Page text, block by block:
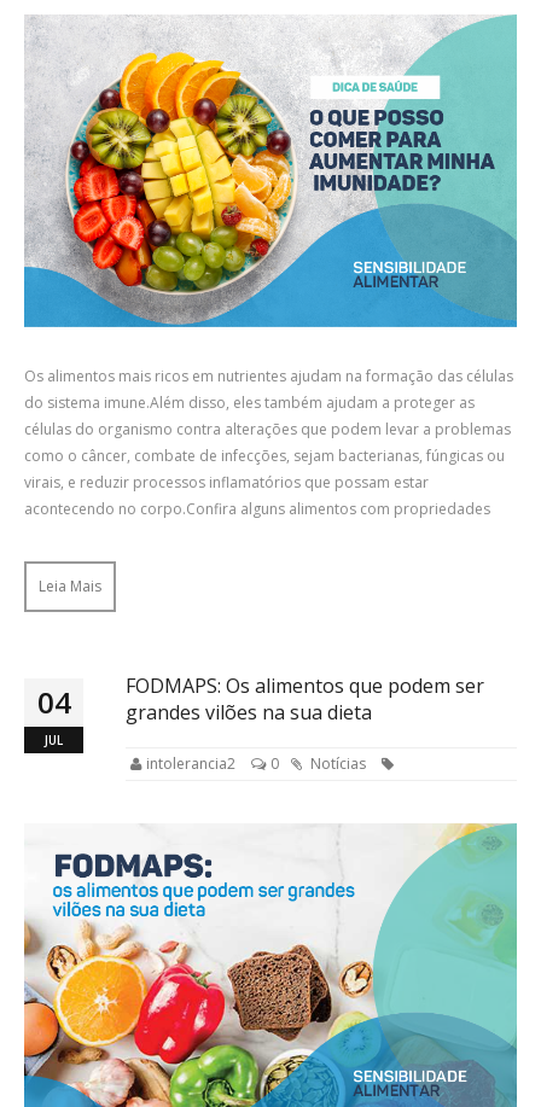
Os alimentos mais ricos em nutrientes ajudam na formação das células
do sistema imune.Além disso, eles também ajudam a proteger as
células do organismo contra alterações que podem levar a problemas
como o câncer, combate de infecções, sejam bacterianas, fúngicas ou
virais, e reduzir processos inflamatórios que possam estar
acontecendo no corpo.Confira alguns alimentos com propriedades
Leia Mais
04
JUL
FODMAPS: Os alimentos que podem ser
grandes vilões na sua dieta
intolerancia2 0 Notícias